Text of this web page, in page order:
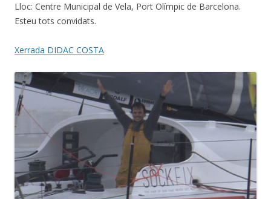
Lloc: Centre Municipal de Vela, Port Olímpic de Barcelona.
Esteu tots convidats.
Xerrada DIDAC COSTA